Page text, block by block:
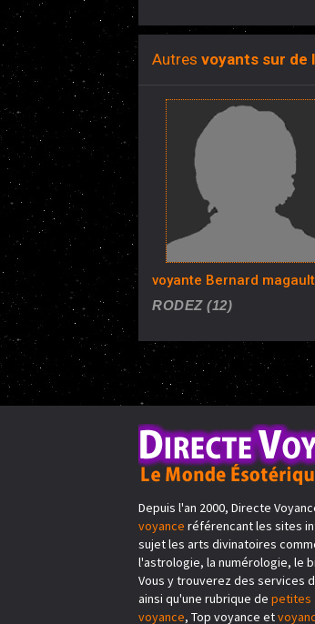
Autres voyants sur de
voyante Bernard magault
RODEZ (12)
Depuis l'an 2000, Directe
voyance référencant les sites
sujet les arts divinatoires
l'astrologie, la numérologie, le
Vous y trouverez des services
ainsi qu'une rubrique de petites
voyance, Top voyance et